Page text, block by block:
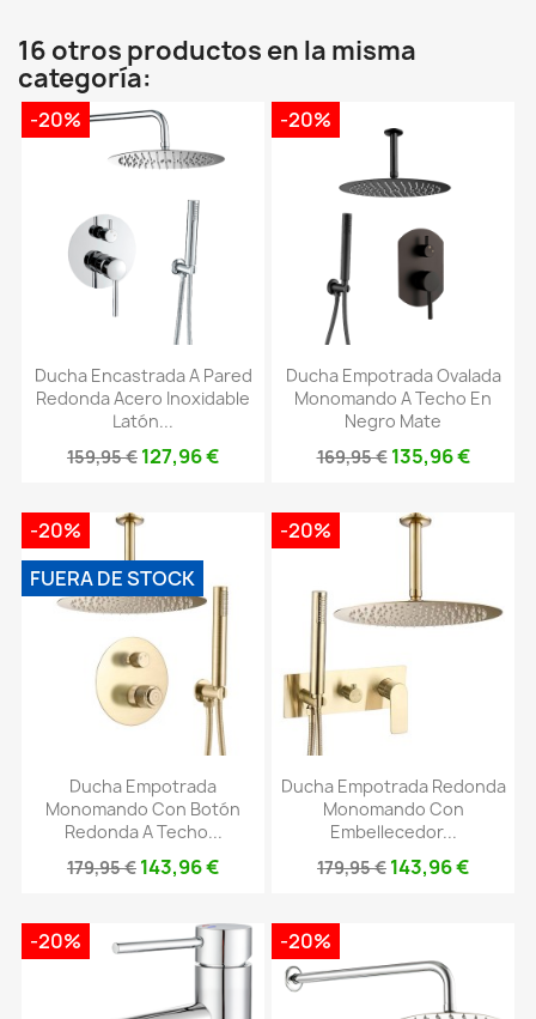
16 otros productos en la misma
categoría:
Ducha Encastrada A Pared
Redonda Acero Inoxidable
Latón...
159,95 € 127,96 €
-20%
Ducha Empotrada Ovalada
Monomando A Techo En
Negro Mate
169,95 € 135,96 €
-20%
Ducha Empotrada
Monomando Con Botón
Redonda A Techo...
179,95 € 143,96 €
-20%
FUERA DE STOCK
Ducha Empotrada Redonda
Monomando Con
Embellecedor...
179,95 € 143,96 €
-20%
-20% -20%